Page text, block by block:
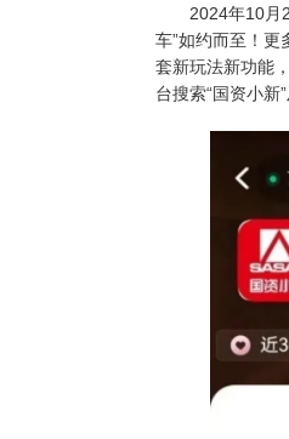
2024年10月
车”如约而至！
套新玩法新功能，
台搜索“国资小新